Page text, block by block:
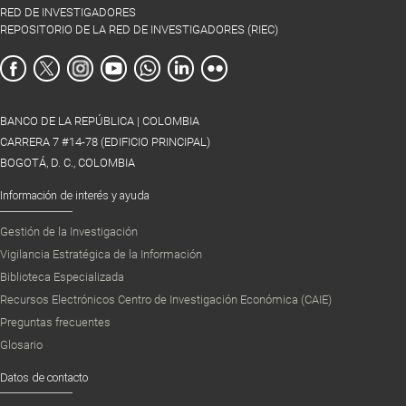
RED DE INVESTIGADORES
REPOSITORIO DE LA RED DE INVESTIGADORES (RIEC)
BANCO DE LA REPÚBLICA | COLOMBIA
CARRERA 7 #14-78 (EDIFICIO PRINCIPAL)
BOGOTÁ, D. C., COLOMBIA
Información de interés y ayuda
Gestión de la Investigación
Vigilancia Estratégica de la Información
Biblioteca Especializada
Recursos Electrónicos Centro de Investigación Económica (CAIE)
Preguntas frecuentes
Glosario
Datos de contacto